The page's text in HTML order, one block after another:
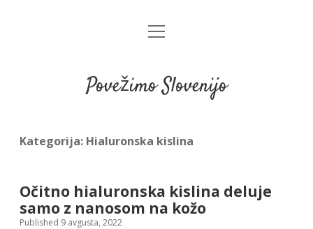
open
Povežimo Slovenijo
Kategorija: Hialuronska kislina
Očitno hialuronska kislina deluje
samo z nanosom na kožo
Published 9 avgusta, 2022